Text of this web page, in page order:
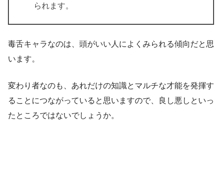
られます。
毒舌キャラなのは、頭がいい人によくみられる傾向だと思
います。
変わり者なのも、あれだけの知識とマルチな才能を発揮す
ることにつながっていると思いますので、良し悪しといっ
たところではないでしょうか。